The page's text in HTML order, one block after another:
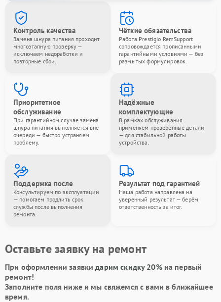
Контроль качества
Замена шнура питания проходит
многоэтапную проверку —
исключаем недоработки и
повторные сбои.
Чёткие обязательства
Работа Prestigio RemSupport
сопровождается прописанными
гарантийными условиями — без
размытых формулировок.
Приоритетное
обслуживание
При гарантийном случае замена
шнура питания выполняется вне
очереди — быстро устраняем
проблему.
Надёжные
комплектующие
В рамках обслуживания
применяем проверенные детали
— для стабильной работы
устройства.
Поддержка после
Консультируем по эксплуатации
— помогаем продлить срок
службы после выполнения
ремонта.
Результат под гарантией
Наша работа направлена на
уверенный результат — берём
ответственность за итог.
Оставьте заявку на ремонт
При оформлении заявкидарим скидку 20%на первый
ремонт!
Заполните поля ниже и мы свяжемся с вами в ближайшее
время.